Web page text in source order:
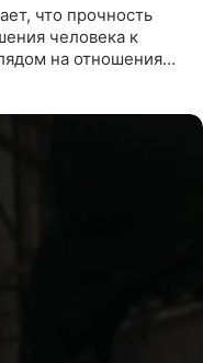
что прочность
человека к
на отношения